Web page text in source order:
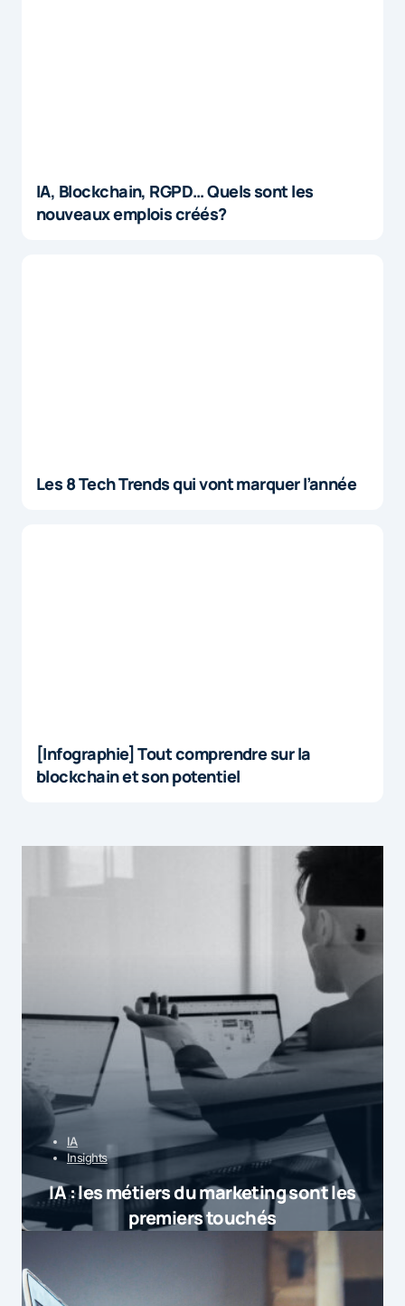
IA, Blockchain, RGPD… Quels sont les
nouveaux emplois créés?
Les 8 Tech Trends qui vont marquer l’année
[Infographie] Tout comprendre sur la
blockchain et son potentiel
IA
Insights
IA : les métiers du marketing sont les
premiers touchés